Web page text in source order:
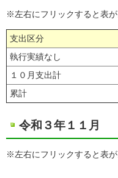
※左右にフリックすると表が
支出区分
執行実績なし
１０月支出計
累計
令和３年１１月
※左右にフリックすると表が